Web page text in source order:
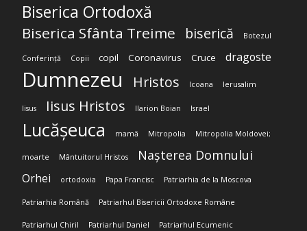
Biserica Ortodoxă
Biserica Sfânta Treime biserică Botezul
Conferință Copii copil Coronavirus Cruce dragoste
Dumnezeu Hristos Icoana Ierusalim
Iisus Iisus Hristos Ilarion Boian Israel
Lucășeuca mamă Mitropolia Mitropolia Moldovei;
moarte Mântuitorul Hristos Nașterea Domnului
Orhei ortodoxia Papa Francisc Patriarhia de la Moscova
Patriarhia Română Patriarhul Bisericii Ortodoxe Române
Patriarhul Chiril Patriarhul Daniel Patriarhul Ecumenic